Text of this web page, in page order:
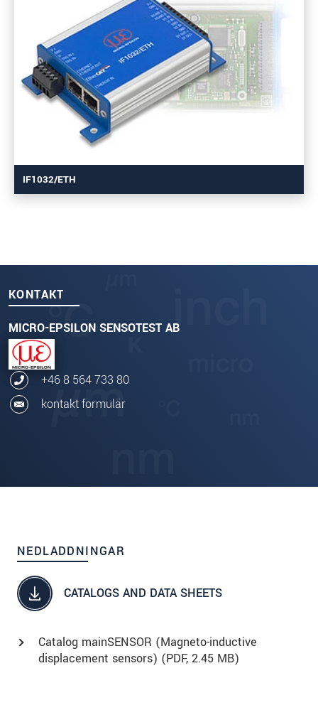
IF1032/ETH
KONTAKT
MICRO-EPSILON SENSOTEST AB
+46 8 564 733 80
kontakt formulär
NEDLADDNINGAR
CATALOGS AND DATA SHEETS
Catalog mainSENSOR (Magneto-inductive
displacement sensors) (PDF, 2.45 MB)